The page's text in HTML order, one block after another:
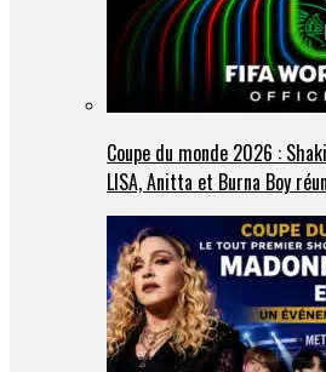
Coupe du monde 2026 :
LISA, Anitta et Burna Boy